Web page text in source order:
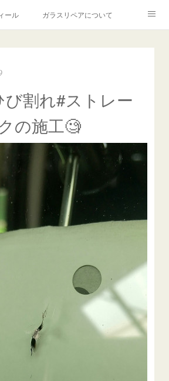
ール ガラスリペアについて
ガラスキズ取り/研磨・磨き・鱗取り
建築ガラスキズ取り・研磨・磨き
トリートメント『アクアペル』
当店の良心的価格の理由について
を落とす！
instagram記事 ガラスリペア施工価格
びた場合は？
割れ#ストレー
の施工🧐